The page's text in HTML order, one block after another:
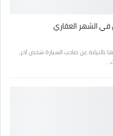
في الشهر العقاري
بالنيابة عن صاحب السيارة شخص آخر،